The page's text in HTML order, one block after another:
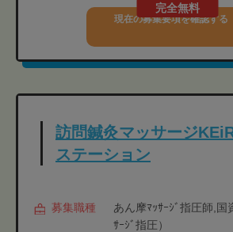
完全無料
現在の募集要項を確認する
訪問鍼灸マッサージ
ステーション
募集職種
あん摩ﾏｯｻｰｼﾞ指圧師,国
ｻｰｼﾞ指圧）